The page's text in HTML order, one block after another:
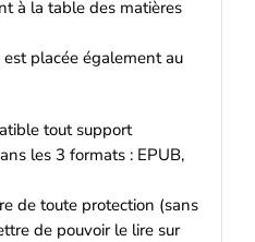
à la table des matières
placée également au
tout support
les 3 formats : EPUB,
de toute protection (sans
de pouvoir le lire sur